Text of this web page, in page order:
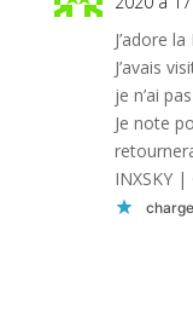
J’adore
J’avais
je n’ai
Je note
INXSKY |